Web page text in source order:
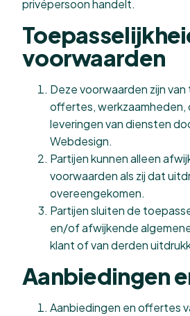
privépersoon handelt.
voorwaarden
Deze voorwaarden zijn
offertes, werkzaamheden,
leveringen van diensten
Webdesign.
Partijen kunnen alleen
voorwaarden als zij dat
overeengekomen.
Partijen sluiten de
en/of afwijkende
klant of van derden
Aanbiedingen
Aanbiedingen en offertes